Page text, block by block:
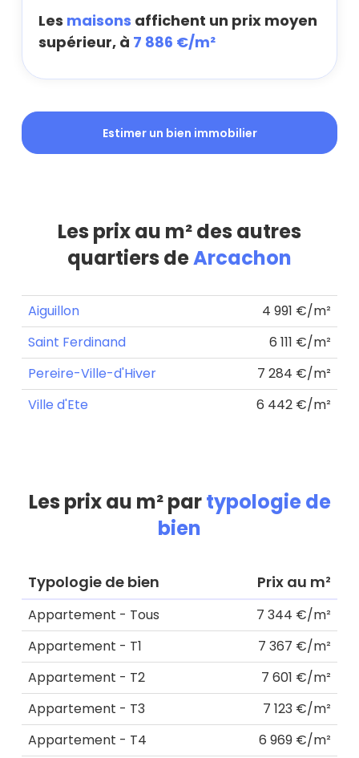
Les maisons affichent un prix moyen
supérieur, à 7 886 €/m²
Estimer un bien immobilier
Les prix au m² des autres
quartiers deArcachon
Aiguillon
4 991 €/m²
Saint Ferdinand
6 111 €/m²
Pereire-Ville-d'Hiver
7 284 €/m²
Ville d'Ete
6 442 €/m²
Les prix au m² partypologie de
bien
Typologie de bien Prix au m²
Appartement - Tous
7 344 €/m²
Appartement - T1
7 367 €/m²
Appartement - T2
7 601 €/m²
Appartement - T3
7 123 €/m²
Appartement - T4
6 969 €/m²